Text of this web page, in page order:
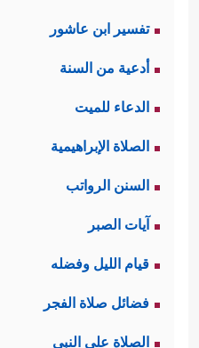
تفسير ابن عاشور
أدعية من السنة
الدعاء للميت
الصلاة الإبراهيمية
السنن الرواتب
آيات الصبر
قيام الليل وفضله
فضائل صلاة الفجر
الصلاة على النبي